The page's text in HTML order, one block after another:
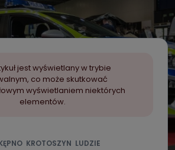
jest wyświetlany w trybie
co może skutkować
wyświetlaniem niektórych
elementów.
KROTOSZYN LUDZIE